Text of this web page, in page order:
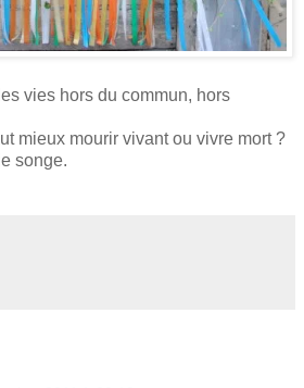
vies hors du commun, hors
mieux mourir vivant ou vivre mort ?
songe.